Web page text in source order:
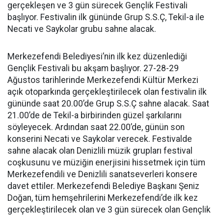
gerçekleşen ve 3 gün sürecek Gençlik Festivali
başlıyor. Festivalin ilk gününde Grup S.S.Ç, Tekil-a ile
Necati ve Saykolar grubu sahne alacak.
Merkezefendi Belediyesi’nin ilk kez düzenlediği
Gençlik Festivali bu akşam başlıyor. 27-28-29
Ağustos tarihlerinde Merkezefendi Kültür Merkezi
açık otoparkında gerçekleştirilecek olan festivalin ilk
gününde saat 20.00’de Grup S.S.Ç sahne alacak. Saat
21.00’de de Tekil-a birbirinden güzel şarkılarını
söyleyecek. Ardından saat 22.00’de, günün son
konserini Necati ve Saykolar verecek. Festivalde
sahne alacak olan Denizlili müzik grupları festival
coşkusunu ve müziğin enerjisini hissetmek için tüm
Merkezefendili ve Denizlili sanatseverleri konsere
davet ettiler. Merkezefendi Belediye Başkanı Şeniz
Doğan, tüm hemşehrilerini Merkezefendi’de ilk kez
gerçekleştirilecek olan ve 3 gün sürecek olan Gençlik